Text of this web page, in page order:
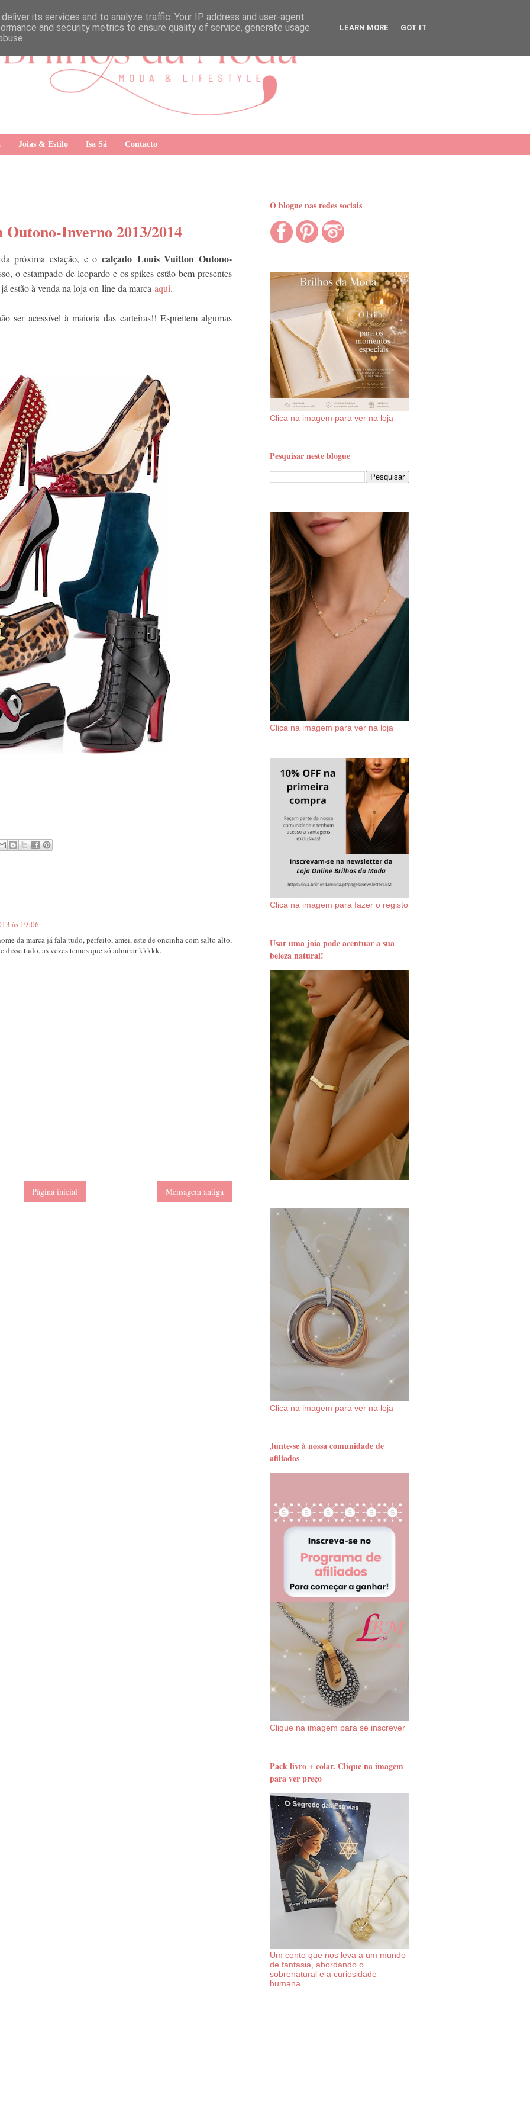
Joias & Estilo Isa Sá Contacto
Inverno 2013/2014
próxima estação, e ocalçado Louis Vuitton Outono-
o estampado de leopardo e os spikes estão bem presentes
estão à venda na loja on-line da marca aqui.
ser acessível à maioria das carteiras!! Espreitem algumas
às 19:06
da marca já fala tudo, perfeito, amei, este de oncinha com salto alto,
disse tudo, as vezes temos que só admirar kkkkk.
Mensagem antiga
Página inicial
O blogue nas redes sociais
Clica na imagem para ver na loja
Pesquisar neste blogue
Clica na imagem para ver na loja
Clica na imagem para fazer o registo
Usar uma joia pode acentuar a sua
beleza natural!
Clica na imagem para ver na loja
Junte-se à nossa comunidade de
afiliados
Clique na imagem para se inscrever
Pack livro + colar. Clique na imagem
para ver preço
Um conto que nos leva a um mundo
de fantasia, abordando o
sobrenatural e a curiosidade
humana.
its services and to analyze traffic. Your IP address and user-agent
and security metrics to ensure quality of service, generate usage
LEARN MORE GOT IT